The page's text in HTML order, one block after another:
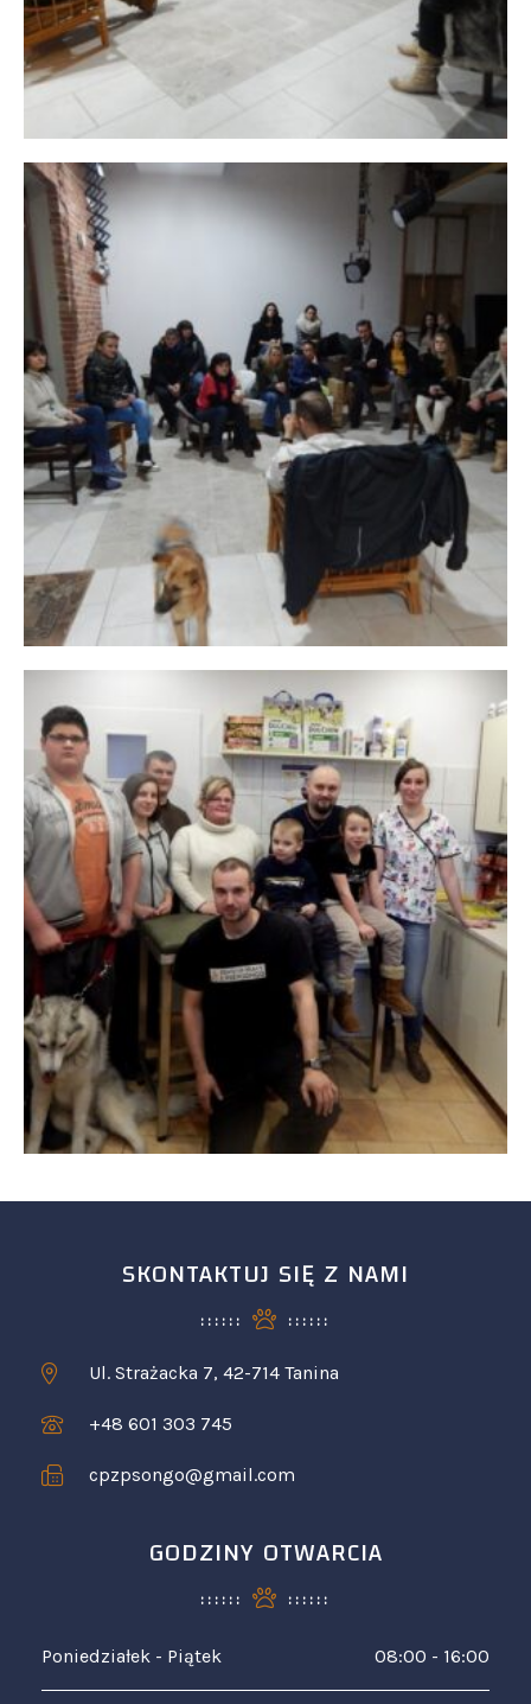
SKONTAKTUJ SIĘ Z NAMI
Ul. Strażacka 7, 42-714 Tanina
+48 601 303 745
cpzpsongo@gmail.com
GODZINY OTWARCIA
Poniedziałek - Piątek 08:00 - 16:00